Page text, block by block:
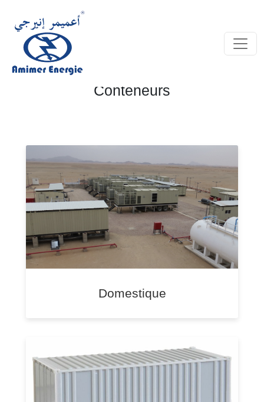
Conteneurs
Domestique